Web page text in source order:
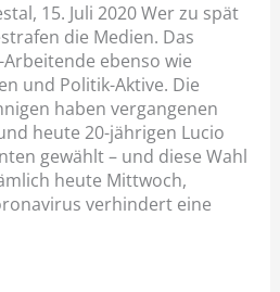
15. Juli 2020 Wer zu spät
die Medien. Das
ebenso wie
und Politik-Aktive. Die
haben vergangenen
heute 20-jährigen Lucio
gewählt – und diese Wahl
heute Mittwoch,
verhindert eine